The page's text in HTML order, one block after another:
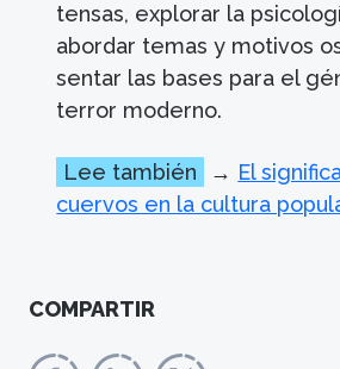
tensas, explorar la
abordar temas y motivos
sentar las bases para el
terror moderno.
Lee también → El
cuervos en la cultura
COMPARTIR